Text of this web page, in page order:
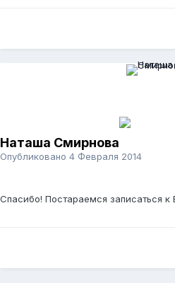
Наташа Смирнова
Опубликовано 4 Февраля 2014
Спасибо! Постараемся записаться